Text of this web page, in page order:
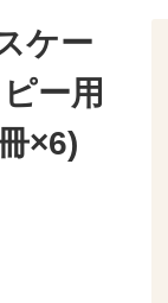
ケー
ー用
×6)